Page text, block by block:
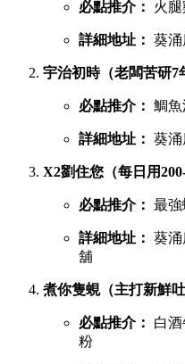
必點推介： 火
詳細地址： 葵涌
宇治初時（老闆苦研7
必點推介： 鯛
詳細地址： 葵涌
X2劉住您（每日用
必點推介： 最
詳細地址： 葵涌
舖
煮你隻蜆（主打新鮮
必點推介：
白
粉